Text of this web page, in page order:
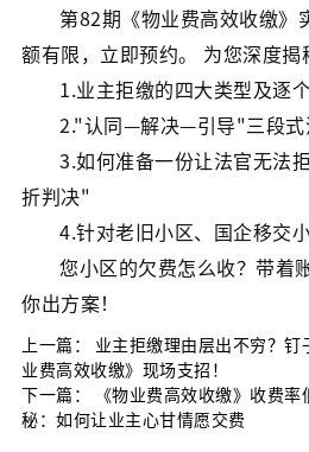
第82期《物业费高效收缴》
额有限，立即预约。 为您深度揭
1.业主拒缴的四大类型及逐
2."认同—解决—引导"三段式
3.如何准备一份让法官无法
折判决"
4.针对老旧小区、国企移交
您小区的欠费怎么收？带着
你出方案！
上一篇： 业主拒缴理由层出不穷？
业费高效收缴》现场支招！
下一篇：
《物业费高效收缴》收费
秘：如何让业主心甘情愿交费